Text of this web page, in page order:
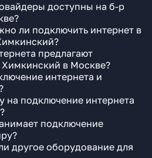
доступны на б-р
ли подключить интернет в
предлагают
в Москве?
интернета и
на подключение интернета
подключение
другое оборудование для